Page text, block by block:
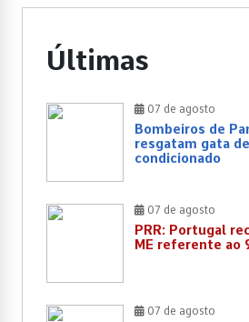
Últimas
07 de agosto
Bombeiros de
resgatam gata
condicionado
07 de agosto
PRR: Portugal
ME referente ao
07 de agosto